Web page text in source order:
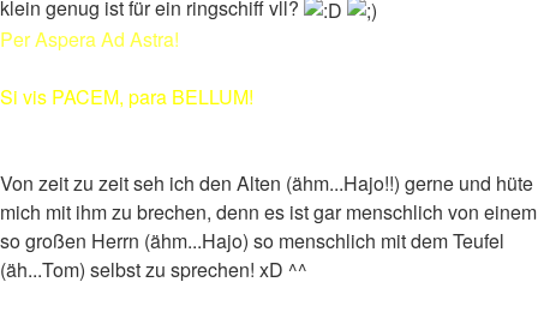
klein genug ist für ein ringschiff vll?
Per Aspera Ad Astra!
Si vis PACEM, para BELLUM!
Von zeit zu zeit seh ich den Alten (ähm...Hajo!!) gerne und hüte
mich mit ihm zu brechen, denn es ist gar menschlich von einem
so großen Herrn (ähm...Hajo) so menschlich mit dem Teufel
(äh...Tom) selbst zu sprechen! xD ^^